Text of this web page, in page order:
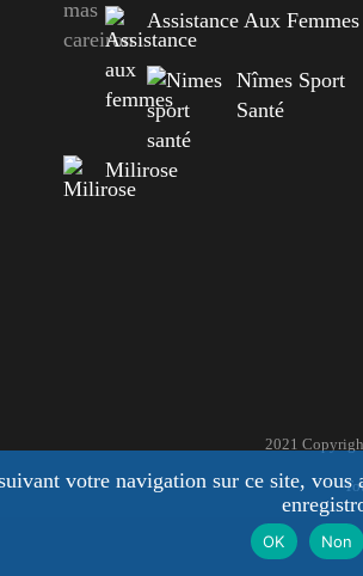
Assistance Aux Femmes
Nîmes Sport
Santé
Milirose
2021
votre navigation sur ce site,
OK Non